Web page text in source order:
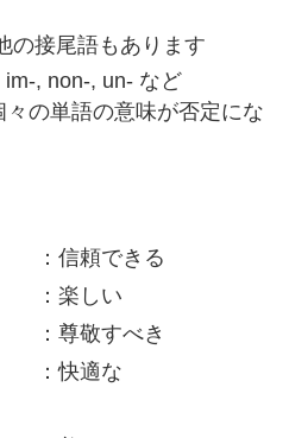
の接尾語もあります
im-, non-, un- など
の単語の意味が否定にな
：信頼できる
：楽しい
：尊敬すべき
：快適な